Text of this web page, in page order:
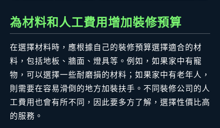
為材料和人工費用增加裝修預算
在選擇材料時，應根據自己的裝修預算選擇適合的材
料，包括地板、牆面、燈具等。例如，如果家中有寵
物，可以選擇一些耐磨損的材料；如果家中有老年人，
則需要在容易滑倒的地方加裝扶手。不同裝修公司的人
工費用也會有所不同，因此要多方了解，選擇性價比高
的服務。